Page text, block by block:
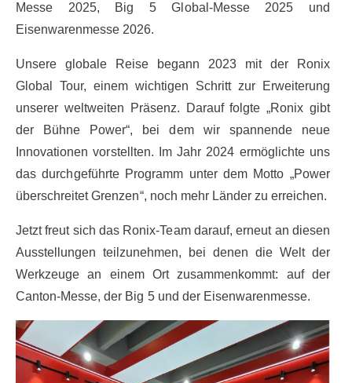
Messe 2025, Big 5 Global-Messe 2025 und
Eisenwarenmesse 2026.
Unsere globale Reise begann 2023 mit der Ronix
Global Tour, einem wichtigen Schritt zur Erweiterung
unserer weltweiten Präsenz. Darauf folgte „Ronix gibt
der Bühne Power“, bei dem wir spannende neue
Innovationen vorstellten. Im Jahr 2024 ermöglichte uns
das durchgeführte Programm unter dem Motto „Power
überschreitet Grenzen“, noch mehr Länder zu erreichen.
Jetzt freut sich das Ronix-Team darauf, erneut an diesen
Ausstellungen teilzunehmen, bei denen die Welt der
Werkzeuge an einem Ort zusammenkommt: auf der
Canton-Messe, der Big 5 und der Eisenwarenmesse.